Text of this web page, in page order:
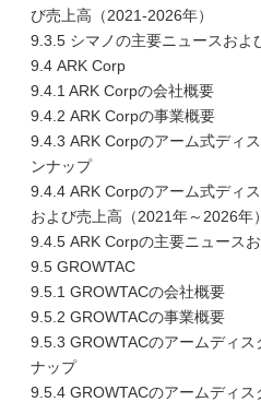
び売上高（2021-2026年）
9.3.5 シマノの主要ニュースおよ
9.4 ARK Corp
9.4.1 ARK Corpの会社概要
9.4.2 ARK Corpの事業概要
9.4.3 ARK Corpのアーム式ディ
ンナップ
9.4.4 ARK Corpのアーム式ディ
および売上高（2021年～2026年）
9.4.5 ARK Corpの主要ニュース
9.5 GROWTAC
9.5.1 GROWTACの会社概要
9.5.2 GROWTACの事業概要
9.5.3 GROWTACのアームディ
ナップ
9.5.4 GROWTACのアームディ